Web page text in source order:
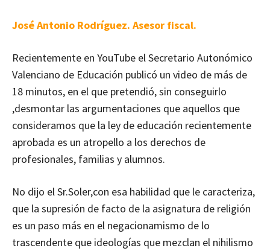
José Antonio Rodríguez. Asesor fiscal.
Recientemente en YouTube el Secretario Autonómico
Valenciano de Educación publicó un video de más de
18 minutos, en el que pretendió, sin conseguirlo
,desmontar las argumentaciones que aquellos que
consideramos que la ley de educación recientemente
aprobada es un atropello a los derechos de
profesionales, familias y alumnos.
No dijo el Sr.Soler,con esa habilidad que le caracteriza,
que la supresión de facto de la asignatura de religión
es un paso más en el negacionamismo de lo
trascendente que ideologías que mezclan el nihilismo